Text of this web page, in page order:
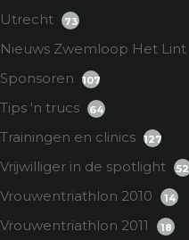
Utrecht
73
Nieuws Zwemloop Het Lint
Sponsoren 107
Tips 'n trucs 64
Trainingen en clinics 127
Vrijwilliger in de spotlight 52
Vrouwentriathlon 2010 14
Vrouwentriathlon 2011 18